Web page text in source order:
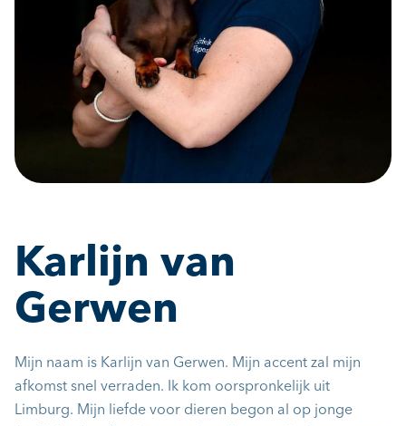
Karlijn van
Gerwen
Mijn naam is Karlijn van Gerwen. Mijn accent zal mijn
afkomst snel verraden. Ik kom oorspronkelijk uit
Limburg. Mijn liefde voor dieren begon al op jonge